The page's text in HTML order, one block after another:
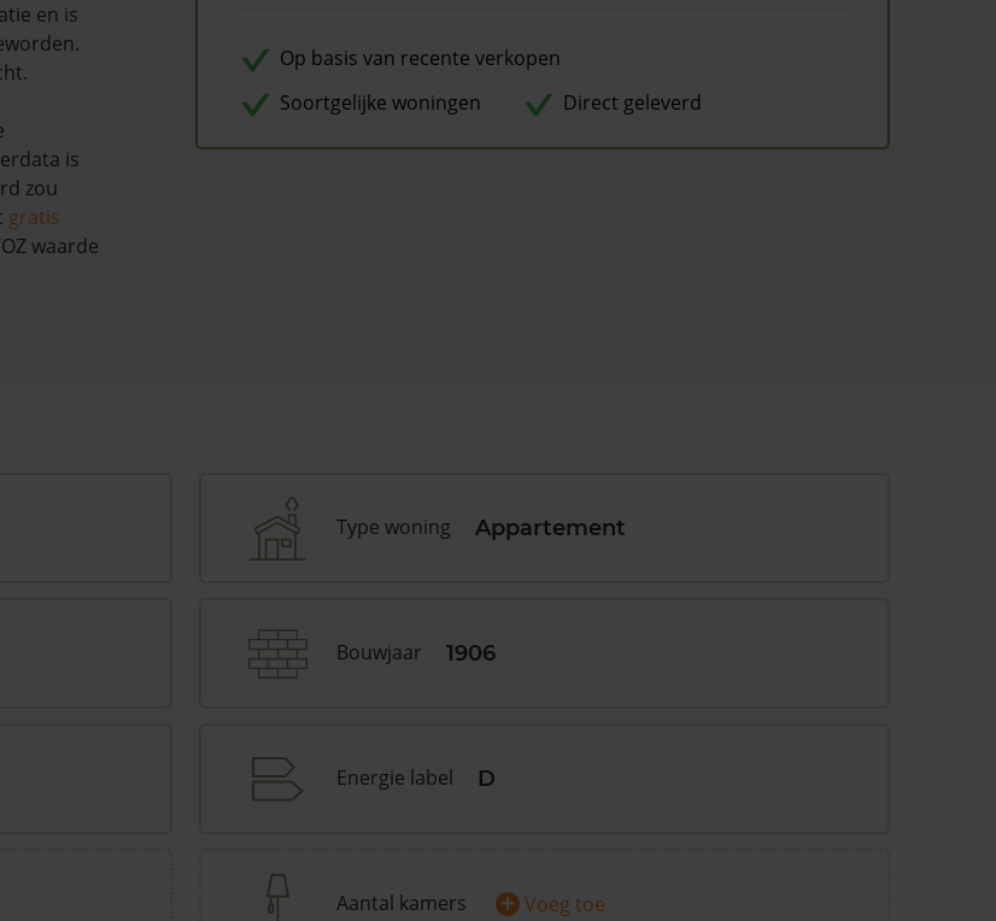
en is
is
zou
gratis
waarde
Op basis van recente verkopen
Soortgelijke woningen
Direct geleverd
Type woning Appartement
Bouwjaar 1906
Energie label D
Aantal kamers + Voeg toe